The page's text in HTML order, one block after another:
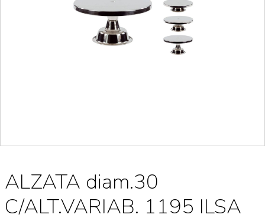
ALZATA diam.30
C/ALT.VARIAB. 1195 ILSA